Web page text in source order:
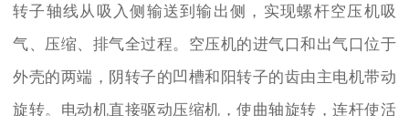
转子轴线从吸入侧输送到输出侧，实现螺杆空压机吸
气、压缩、排气全过程。空压机的进气口和出气口位于
外壳的两端，阴转子的凹槽和阳转子的齿由主电机带动
旋转。电动机直接驱动压缩机，使曲轴旋转，连杆使活